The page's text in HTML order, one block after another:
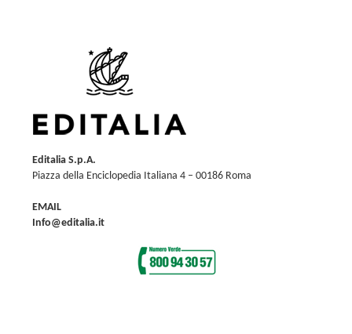
Editalia S.p.A.
Piazza della Enciclopedia Italiana 4 – 00186 Roma
EMAIL
Info@editalia.it